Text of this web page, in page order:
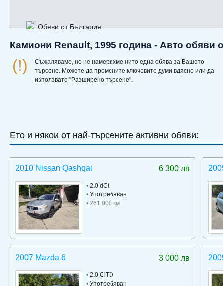
Обяви от България
Камиони Renault, 1995 година - Авто обяви
(!)
Съжаляваме, но не намерихме нито една обява за Вашето
търсене. Можете да промените ключовите думи вдясно или да
използвате "Разширено търсене".
Ето и някои от най-търсените активни обяви:
6 300 лв
2010 Nissan Qashqai
• 2.0 dCi
• Употребяван
• 261 000 км
3 000 лв
2007 Mazda 6
• 2.0 CiTD
• Употребяван